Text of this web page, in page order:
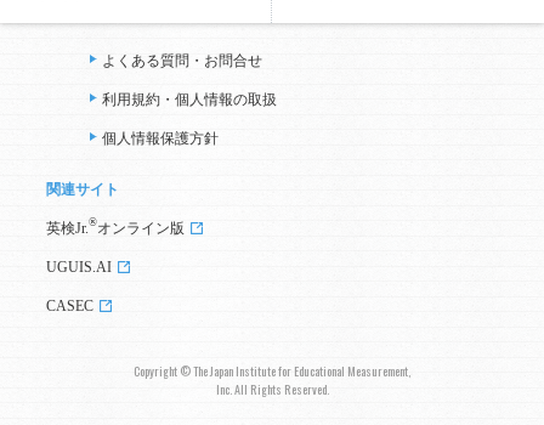
よくある質問・お問合せ
利用規約・個人情報の取扱
個人情報保護方針
関連サイト
英検Jr. ®オンライン版
UGUIS.AI
CASEC
Copyright © The Japan Institute for Educational Measurement,
Inc. All Rights Reserved.